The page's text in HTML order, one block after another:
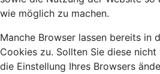
wie möglich zu machen.
Manche Browser lassen bereits in
Cookies zu. Sollten Sie diese nicht
die Einstellung Ihres Browsers